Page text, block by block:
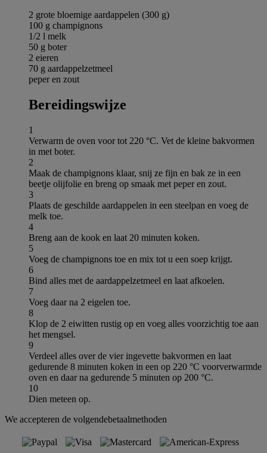
2 grote bloemige aardappelen (300 g)
100 g champignons
1/2 l melk
50 g boter
2 eieren
70 g aardappelzetmeel
peper en zout
Bereidingswijze
1
Verwarm de oven voor tot 220 °C. Vet de kleine bakvormen
in met boter.
2
Maak de champignons klaar, snij ze fijn en bak ze in een
beetje olijfolie en breng op smaak met peper en zout.
3
Plaats de geschilde aardappelen in een steelpan en voeg de
melk toe.
4
Breng aan de kook en laat 20 minuten koken.
5
Voeg de champignons toe en mix tot u een soep krijgt.
6
Bind alles met de aardappelzetmeel en laat afkoelen.
7
Voeg daar na 2 eigelen toe.
8
Klop de 2 eiwitten rustig op en voeg alles voorzichtig toe aan
het mengsel.
9
Verdeel alles over de vier ingevette bakvormen en laat
gedurende 8 minuten koken in een op 220 °C voorverwarmde
oven en daar na gedurende 5 minuten op 200 °C.
10
Dien meteen op.
We accepteren de volgendebetaalmethoden